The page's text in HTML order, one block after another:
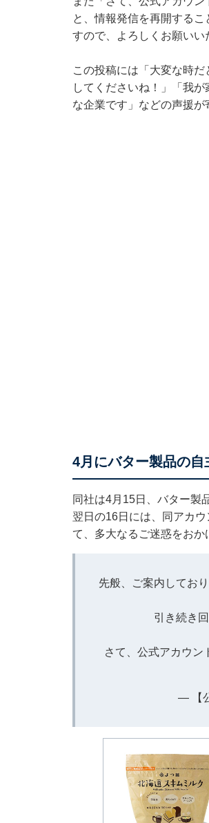
と、情報発信を再開する
すので、よろしくお願いい
この投稿には「大変な時
してくださいね！」「我
な企業です」などの声援が
4月にバター製品の自
同社は4月15日、バター製
翌日の16日には、同アカ
て、多大なるご迷惑をおか
先般、ご案内してお
引き続き
さて、公式アカウン
— 【